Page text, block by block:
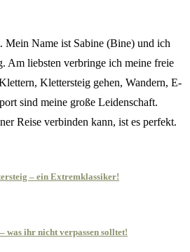
Mein Name ist Sabine (Bine) und ich
Am liebsten verbringe ich meine freie
Klettersteig gehen, Wandern, E-
sind meine große Leidenschaft.
Reise verbinden kann, ist es perfekt.
– ein Extremklassiker!
was ihr nicht verpassen solltet!